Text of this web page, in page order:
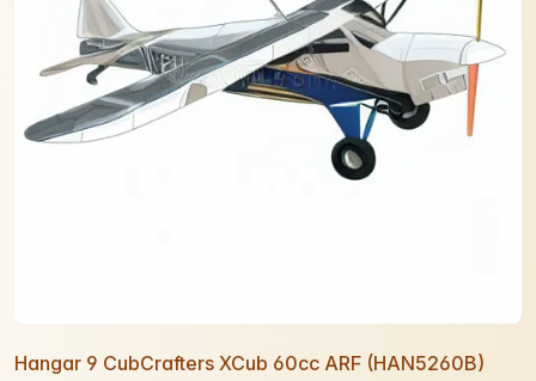
Hangar 9 CubCrafters XCub 60cc ARF (HAN5260B)